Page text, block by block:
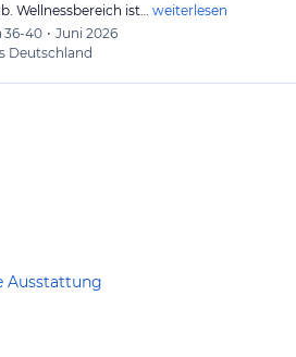
Wellnessbereich ist… weiterlesen
36-40 • Juni 2026
Deutschland
Ausstattung